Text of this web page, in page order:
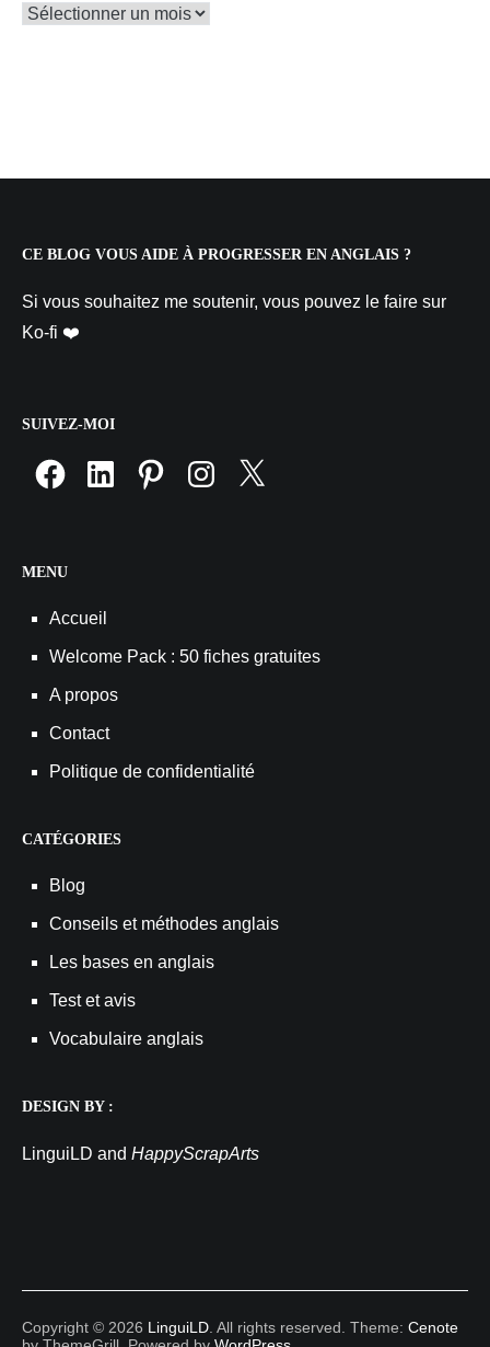
Archives
CE BLOG VOUS AIDE À PROGRESSER EN ANGLAIS ?
Si vous souhaitez me soutenir, vous pouvez le faire sur
Ko-fi ❤️
SUIVEZ-MOI
FacebookLinkedInPinterestInstagram
X
MENU
Accueil
Welcome Pack : 50 fiches gratuites
A propos
Contact
Politique de confidentialité
CATÉGORIES
Blog
Conseils et méthodes anglais
Les bases en anglais
Test et avis
Vocabulaire anglais
DESIGN BY :
LinguiLD and HappyScrapArts
Copyright © 2026 LinguiLD . All rights reserved. Theme: Cenote